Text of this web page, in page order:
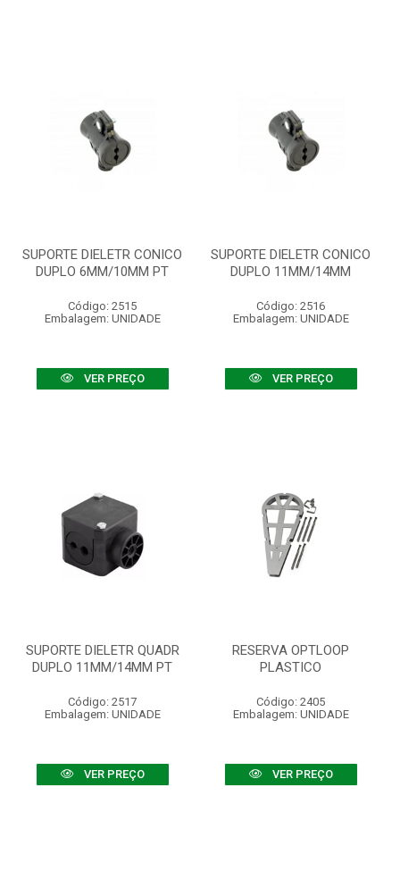
SUPORTE DIELETR CONICO
DUPLO 6MM/10MM PT
Código: 2515
Embalagem: UNIDADE
VER PREÇO
SUPORTE DIELETR CONICO
DUPLO 11MM/14MM
Código: 2516
Embalagem: UNIDADE
VER PREÇO
SUPORTE DIELETR QUADR
DUPLO 11MM/14MM PT
Código: 2517
Embalagem: UNIDADE
VER PREÇO
RESERVA OPTLOOP
PLASTICO
Código: 2405
Embalagem: UNIDADE
VER PREÇO